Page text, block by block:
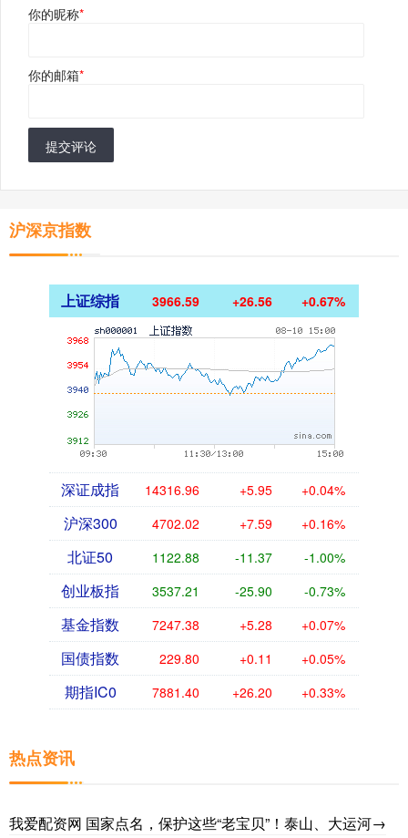
你的昵称*
你的邮箱*
提交评论
沪深京指数
上证综指 3966.59 +26.56 +0.67%
深证成指 14316.96 +5.95 +0.04%
沪深300 4702.02 +7.59 +0.16%
北证50 1122.88 -11.37 -1.00%
创业板指 3537.21 -25.90 -0.73%
基金指数 7247.38 +5.28 +0.07%
国债指数 229.80 +0.11 +0.05%
期指IC0 7881.40 +26.20 +0.33%
热点资讯
我爱配资网 国家点名，保护这些“老宝贝”！泰山、大运河→